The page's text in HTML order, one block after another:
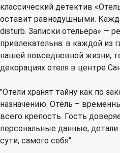
классический детектив
оставит равнодушными.
disturb. Записки отельера» —
привлекательна: в каждой из
нашей повседневной жизни,
декорациях отеля в центре
"Отели хранят тайну как по
назначению. Отель –
всего крепость. Гость
персональные данные,
сути, самого себя".